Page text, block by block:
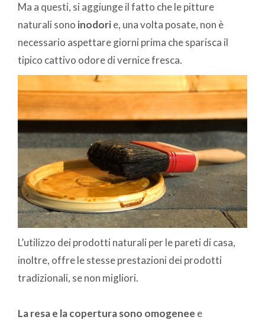
Ma a questi, si aggiunge il fatto che le pitture
naturali sono inodorie, una volta posate, non è
necessario aspettare giorni prima che sparisca il
tipico cattivo odore di vernice fresca.
L’utilizzo dei prodotti naturali per le pareti di casa,
inoltre, offre le stesse prestazioni dei prodotti
tradizionali, se non migliori.
La resa e la copertura sono omogenee e